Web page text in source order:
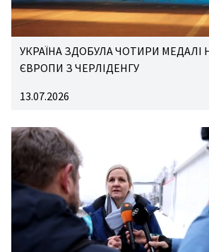
УКРАЇНА ЗДОБУЛА ЧОТИРИ МЕДАЛІ
ЄВРОПИ З ЧЕРЛІДЕНГУ
13.07.2026